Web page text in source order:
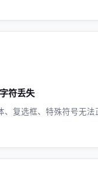
符丢失
、复选框、特殊符号无法